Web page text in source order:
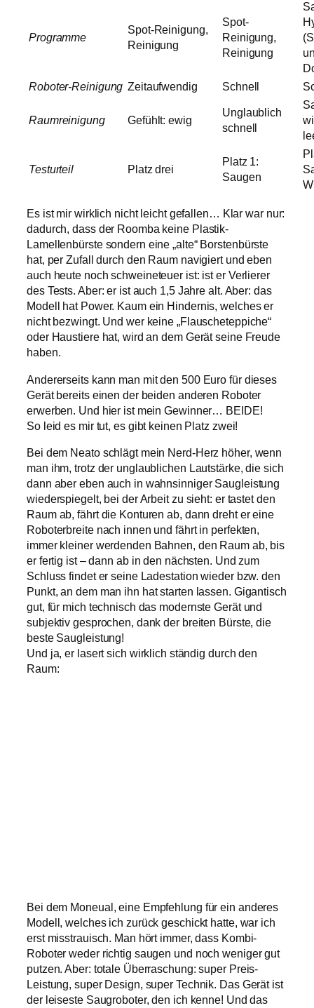
Programme
Spot-Reinigung,
Reinigung
Spot-
Reinigung,
Reinigung
Roboter-Reinigung Zeitaufwendig Schnell
Raumreinigung Gefühlt: ewig
Unglaublich
schnell
Testurteil Platz drei
Platz 1:
Saugen
Es ist mir wirklich nicht leicht gefallen… Klar war nur:
dadurch, dass der Roomba keine Plastik-
Lamellenbürste sondern eine „alte“ Borstenbürste
hat, per Zufall durch den Raum navigiert und eben
auch heute noch schweineteuer ist: ist er Verlierer
des Tests. Aber: er ist auch 1,5 Jahre alt. Aber: das
Modell hat Power. Kaum ein Hindernis, welches er
nicht bezwingt. Und wer keine „Flauscheteppiche“
oder Haustiere hat, wird an dem Gerät seine Freude
haben.
Andererseits kann man mit den 500 Euro für dieses
Gerät bereits einen der beiden anderen Roboter
erwerben. Und hier ist mein Gewinner… BEIDE!
So leid es mir tut, es gibt keinen Platz zwei!
Bei dem Neato schlägt mein Nerd-Herz höher, wenn
man ihm, trotz der unglaublichen Lautstärke, die sich
dann aber eben auch in wahnsinniger Saugleistung
wiederspiegelt, bei der Arbeit zu sieht: er tastet den
Raum ab, fährt die Konturen ab, dann dreht er eine
Roboterbreite nach innen und fährt in perfekten,
immer kleiner werdenden Bahnen, den Raum ab, bis
er fertig ist – dann ab in den nächsten. Und zum
Schluss findet er seine Ladestation wieder bzw. den
Punkt, an dem man ihn hat starten lassen. Gigantisch
gut, für mich technisch das modernste Gerät und
subjektiv gesprochen, dank der breiten Bürste, die
beste Saugleistung!
Und ja, er lasert sich wirklich ständig durch den
Raum:
Bei dem Moneual, eine Empfehlung für ein anderes
Modell, welches ich zurück geschickt hatte, war ich
erst misstrauisch. Man hört immer, dass Kombi-
Roboter weder richtig saugen und noch weniger gut
putzen. Aber: totale Überraschung: super Preis-
Leistung, super Design, super Technik. Das Gerät ist
der leiseste Saugroboter, den ich kenne! Und das